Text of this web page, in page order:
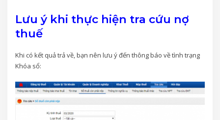
Lưu ý khi thực hiện tra cứu nợ
thuế
Khi có kết quả trả về, bạn nên lưu ý đến thông báo về tình trạng
Khóa sổ: